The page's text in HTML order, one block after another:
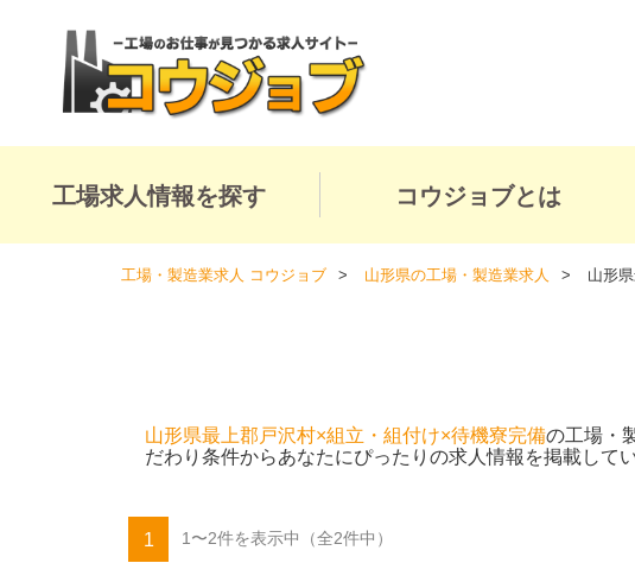
工場求人情報を探す コウジョブとは
工場・製造業求人 コウジョブ 山形県の工場・製造業求人 山形
山形県最上郡戸沢村×組立・組付け×待機寮完備の工場・
だわり条件からあなたにぴったりの求人情報を掲載して
1 1〜2件を表示中 （全2件中）